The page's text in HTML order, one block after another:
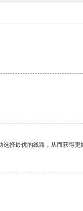
择最优的线路，从而获得更